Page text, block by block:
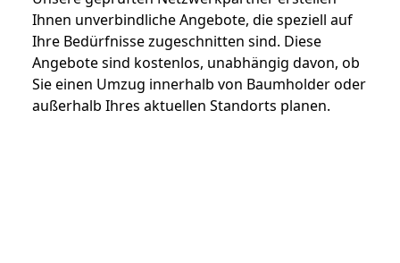
Ihnen unverbindliche Angebote, die speziell auf
Ihre Bedürfnisse zugeschnitten sind. Diese
Angebote sind kostenlos, unabhängig davon, ob
Sie einen Umzug innerhalb von Baumholder oder
außerhalb Ihres aktuellen Standorts planen.